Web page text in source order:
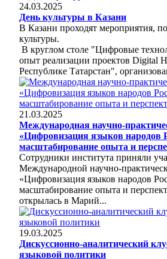
24.03.2025
День культуры в Казани
В Казани проходят мероприятия,
культуры.
В круглом столе "Цифровые
опыт реализации проектов Digital
Республике Татарстан",
21.03.2025
Международная научно-
«Цифровизация языков народов
масштабирование опыта и
Сотрудники института приняли
Международной научно-
«Цифровизация языков народов
масштабирование опыта и
открылась в Марий...
19.03.2025
Дискуссионно-аналитический
языковой политики